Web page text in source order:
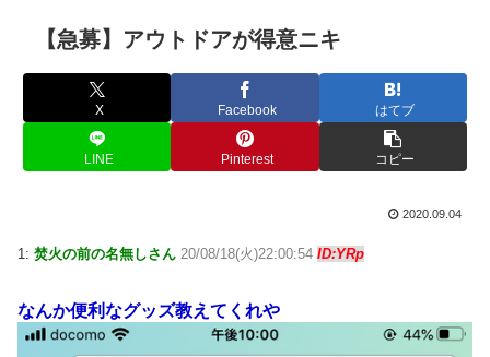
【急募】アウトドアが得意ニキ
X Facebook はてブ
LINE Pinterest コピー
2020.09.04
1: 焚火の前の名無しさん 20/08/18(火)22:00:54 ID:YRp
なんか便利なグッズ教えてくれや